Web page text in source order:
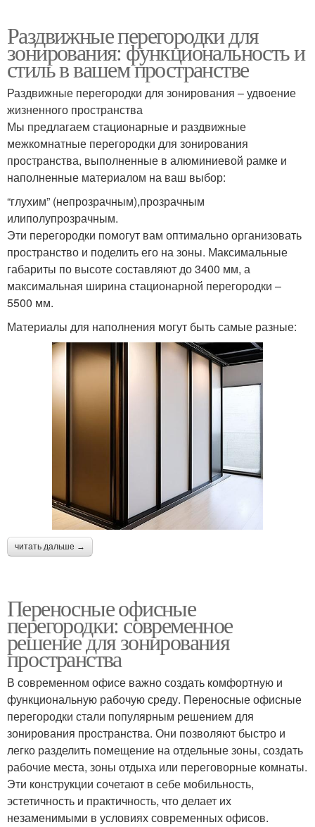
Раздвижные перегородки для
зонирования: функциональность и
стиль в вашем пространстве
Раздвижные перегородки для зонирования – удвоение
жизненного пространства
Мы предлагаем стационарные и раздвижные
межкомнатные перегородки для зонирования
пространства, выполненные в алюминиевой рамке и
наполненные материалом на ваш выбор:
“глухим” (непрозрачным),прозрачным
илиполупрозрачным.
Эти перегородки помогут вам оптимально организовать
пространство и поделить его на зоны. Максимальные
габариты по высоте составляют до 3400 мм, а
максимальная ширина стационарной перегородки –
5500 мм.
Материалы для наполнения могут быть самые разные:
читать дальше →
Переносные офисные
перегородки: современное
решение для зонирования
пространства
В современном офисе важно создать комфортную и
функциональную рабочую среду. Переносные офисные
перегородки стали популярным решением для
зонирования пространства. Они позволяют быстро и
легко разделить помещение на отдельные зоны, создать
рабочие места, зоны отдыха или переговорные комнаты.
Эти конструкции сочетают в себе мобильность,
эстетичность и практичность, что делает их
незаменимыми в условиях современных офисов.